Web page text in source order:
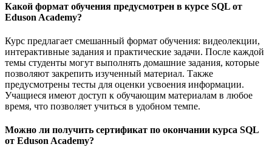
Какой формат обучения предусмотрен в курсе SQL от
Eduson Academy?
Курс предлагает смешанный формат обучения: видеолекции,
интерактивные задания и практические задачи. После каждой
темы студенты могут выполнять домашние задания, которые
позволяют закрепить изученный материал. Также
предусмотрены тесты для оценки усвоения информации.
Учащиеся имеют доступ к обучающим материалам в любое
время, что позволяет учиться в удобном темпе.
Можно ли получить сертификат по окончании курса SQL
от Eduson Academy?